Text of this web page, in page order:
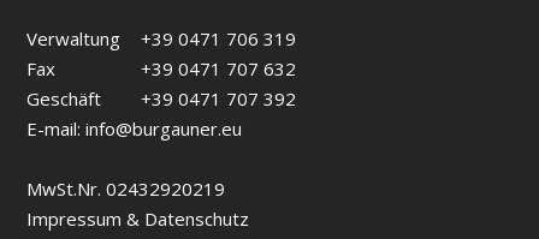
Verwaltung
+39 0471 706 319
Fax
+39 0471 707 632
Geschäft
+39 0471 707 392
E-mail:info@burgauner.eu
MwSt.Nr. 02432920219
Impressum & Datenschutz